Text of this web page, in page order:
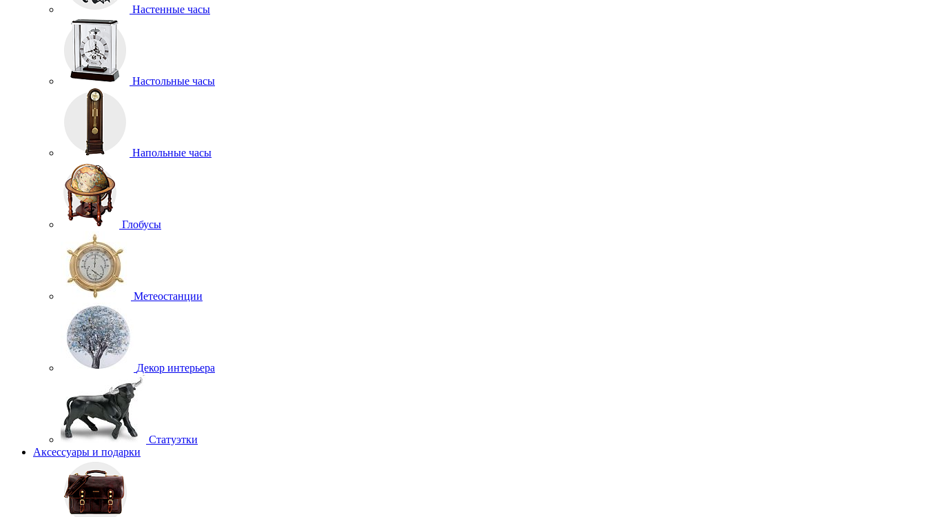
Настенные часы
Настольные часы
Напольные часы
Глобусы
Метеостанции
Декор интерьера
Статуэтки
Аксессуары и подарки